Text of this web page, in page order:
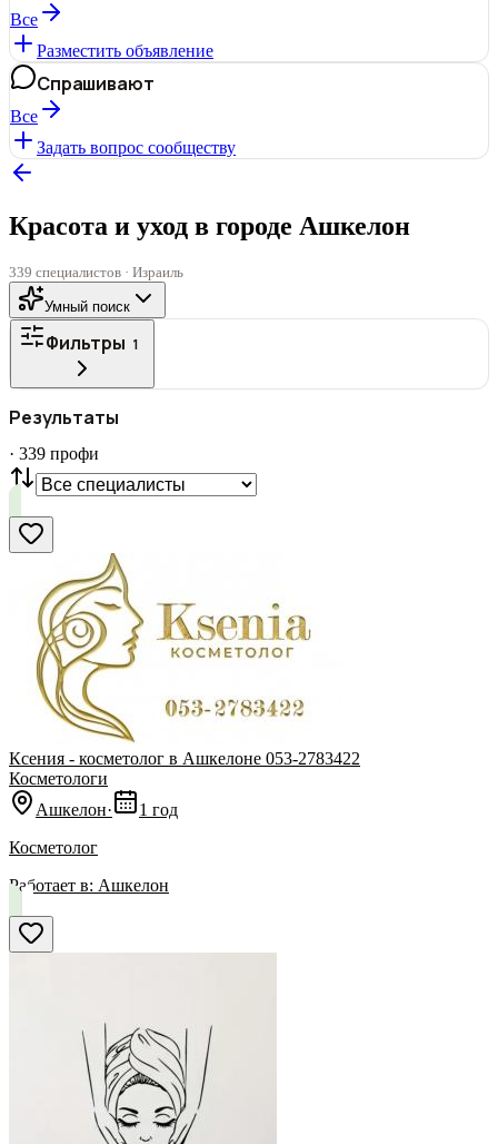
Все
Разместить объявление
Спрашивают
Все
Задать вопрос сообществу
Красота и уход в городе Ашкелон
339 специалистов · Израиль
Умный поиск
Фильтры 1
Все
СТАТУС
VIP С фото
Нашли
Сбросить
Результаты
· 339 профи
Ксения - косметолог в Ашкелоне 053-2783422
Косметологи
Ашкелон·
1 год
Косметолог
Работает в: Ашкелон